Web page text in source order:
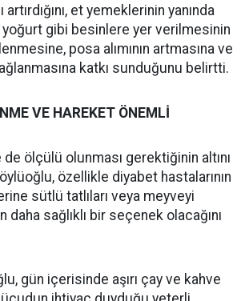
artırdığını, et yemeklerinin yanında
gibi besinlere yer verilmesinin
posa alımının artmasına ve
katkı sunduğunu belirtti.
VE HAREKET ÖNEMLİ
ölçülü olunması gerektiğinin altını
özellikle diyabet hastalarının
sütlü tatlıları veya meyveyi
sağlıklı bir seçenek olacağını
gün içerisinde aşırı çay ve kahve